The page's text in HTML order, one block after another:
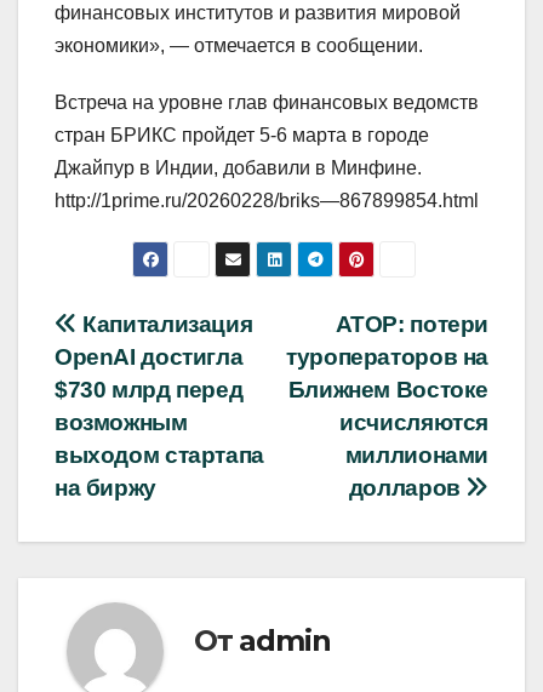
финансовых институтов и развития мировой
экономики», — отмечается в сообщении.
Встреча на уровне глав финансовых ведомств
стран БРИКС пройдет 5-6 марта в городе
Джайпур в Индии, добавили в Минфине.
http://1prime.ru/20260228/briks—867899854.html
Навигация
по
записям
АТОР: потери
туроператоров на
Ближнем Востоке
исчисляются
миллионами
долларов
Капитализация
OpenAI достигла
$730 млрд перед
возможным
выходом стартапа
на биржу
От admin